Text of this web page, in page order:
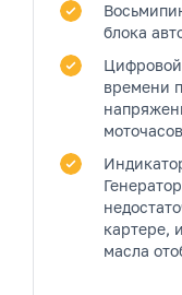
блока
времени
картере,
масла